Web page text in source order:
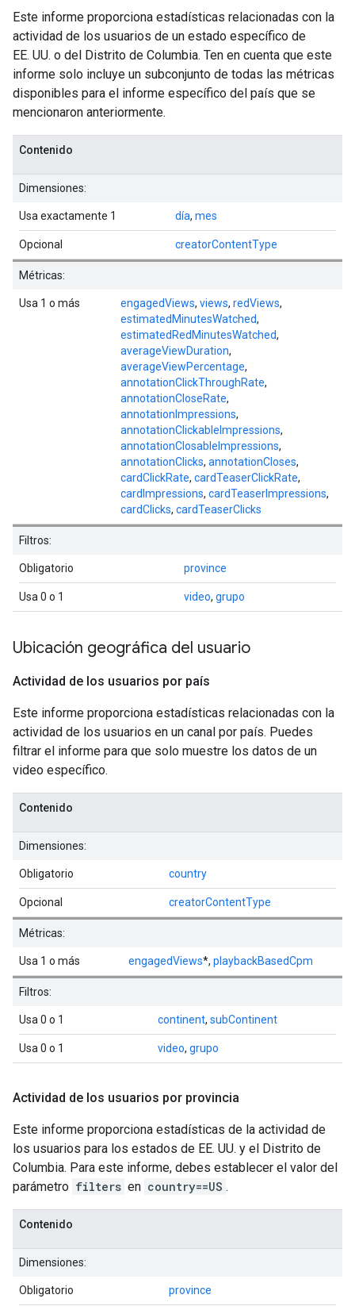
Este informe proporciona estadísticas relacionadas con la
actividad de los usuarios de un estado específico de
EE. UU. o del Distrito de Columbia. Ten en cuenta que este
informe solo incluye un subconjunto de todas las métricas
disponibles para el informe específico del país que se
mencionaron anteriormente.
Contenido
Dimensiones:
Usa exactamente 1 día, mes
Opcional creatorContentType
Métricas:
Usa 1 o más engagedViews, views, redViews,
estimatedMinutesWatched,
estimatedRedMinutesWatched,
averageViewDuration,
averageViewPercentage,
annotationClickThroughRate,
annotationCloseRate,
annotationImpressions,
annotationClickableImpressions,
annotationClosableImpressions,
annotationClicks, annotationCloses,
cardClickRate, cardTeaserClickRate,
cardImpressions, cardTeaserImpressions,
cardClicks, cardTeaserClicks
Filtros:
Obligatorio province
Usa 0 o 1 video, grupo
Ubicación geográfica del usuario
Actividad de los usuarios por país
Este informe proporciona estadísticas relacionadas con la
actividad de los usuarios en un canal por país. Puedes
filtrar el informe para que solo muestre los datos de un
video específico.
Contenido
Dimensiones:
Obligatorio country
Opcional creatorContentType
Métricas:
Usa 1 o más engagedViews*, playbackBasedCpm
Filtros:
Usa 0 o 1 continent, subContinent
Usa 0 o 1 video, grupo
Actividad de los usuarios por provincia
Este informe proporciona estadísticas de la actividad de
los usuarios para los estados de EE. UU. y el Distrito de
Columbia. Para este informe, debes establecer el valor del
parámetro filters en country==US .
Contenido
Dimensiones:
Obligatorio province